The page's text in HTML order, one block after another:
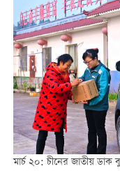
মার্চ ২০: চীনের জাতীয়